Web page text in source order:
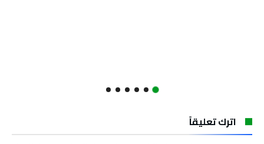
اترك تعليقاً